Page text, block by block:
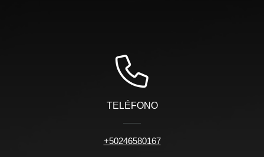
TELÉFONO
+50246580167